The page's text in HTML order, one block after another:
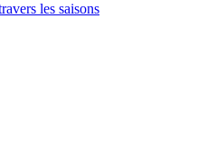
les saisons